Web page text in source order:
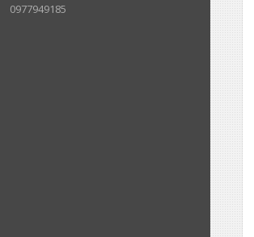
0977949185